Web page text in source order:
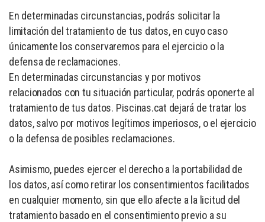
En determinadas circunstancias, podrás solicitar la
limitación del tratamiento de tus datos, en cuyo caso
únicamente los conservaremos para el ejercicio o la
defensa de reclamaciones.
En determinadas circunstancias y por motivos
relacionados con tu situación particular, podrás oponerte al
tratamiento de tus datos. Piscinas.cat dejará de tratar los
datos, salvo por motivos legítimos imperiosos, o el ejercicio
o la defensa de posibles reclamaciones.
Asimismo, puedes ejercer el derecho a la portabilidad de
los datos, así como retirar los consentimientos facilitados
en cualquier momento, sin que ello afecte a la licitud del
tratamiento basado en el consentimiento previo a su